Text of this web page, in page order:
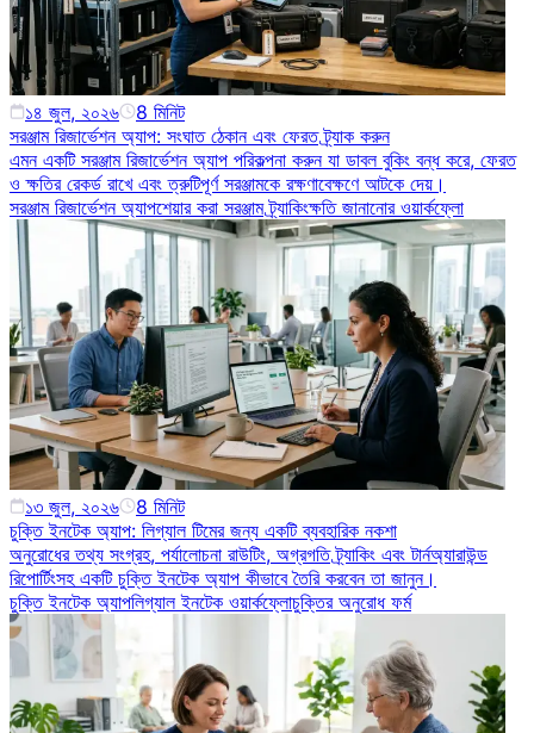
১৪ জুল, ২০২৬ 8 মিনিট
সরঞ্জাম রিজার্ভেশন অ্যাপ: সংঘাত ঠেকান এবং ফেরত ট্র্যাক করুন
এমন একটি সরঞ্জাম রিজার্ভেশন অ্যাপ পরিকল্পনা করুন যা ডাবল বুকিং বন্ধ করে, ফেরত
ও ক্ষতির রেকর্ড রাখে এবং ত্রুটিপূর্ণ সরঞ্জামকে রক্ষণাবেক্ষণে আটকে দেয়।
সরঞ্জাম রিজার্ভেশন অ্যাপশেয়ার করা সরঞ্জাম ট্র্যাকিংক্ষতি জানানোর ওয়ার্কফ্লো
১৩ জুল, ২০২৬ 8 মিনিট
চুক্তি ইনটেক অ্যাপ: লিগ্যাল টিমের জন্য একটি ব্যবহারিক নকশা
অনুরোধের তথ্য সংগ্রহ, পর্যালোচনা রাউটিং, অগ্রগতি ট্র্যাকিং এবং টার্নঅ্যারাউন্ড
রিপোর্টিংসহ একটি চুক্তি ইনটেক অ্যাপ কীভাবে তৈরি করবেন তা জানুন।
চুক্তি ইনটেক অ্যাপলিগ্যাল ইনটেক ওয়ার্কফ্লোচুক্তির অনুরোধ ফর্ম